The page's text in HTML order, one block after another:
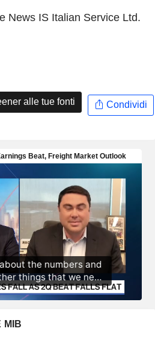
News IS Italian Service Ltd.
alle tue fonti Condividi
MIB